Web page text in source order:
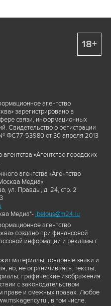
агентство
зарегистрировано в
связи, информационных
Свидетельство о регистрации
ФС77-53980 от 30 апреля 2013
«Агентство городских
агентства «Агентство
Медиа».
ул. Правды, д. 24, стр. 2
Медиа"- ibelous@m24.ru
агентство
создано при финансовой
информации и рекламы г.
материалы, товарные знаки и
но, не ограничиваясь: тексты,
графические изображения
с законодательством
праве и смежных правах. Любое
, в том числе,
18+